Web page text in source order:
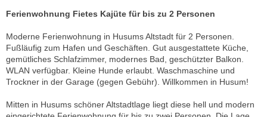
Ferienwohnung Fietes Kajüte für bis zu 2 Personen
Moderne Ferienwohnung in Husums Altstadt für 2 Personen.
Fußläufig zum Hafen und Geschäften. Gut ausgestattete Küche,
gemütliches Schlafzimmer, modernes Bad, geschützter Balkon.
WLAN verfügbar. Kleine Hunde erlaubt. Waschmaschine und
Trockner in der Garage (gegen Gebühr). Willkommen in Husum!
Mitten in Husums schöner Altstadtlage liegt diese hell und modern